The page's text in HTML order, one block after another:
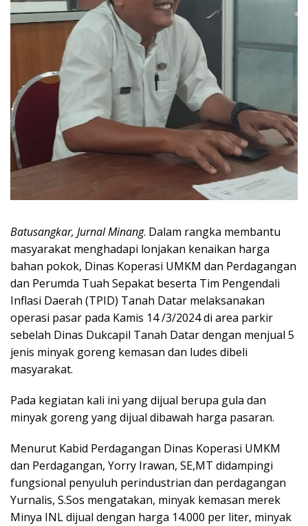
Batusangkar, Jurnal Minang. Dalam rangka membantu
masyarakat menghadapi lonjakan kenaikan harga
bahan pokok, Dinas Koperasi UMKM dan Perdagangan
dan Perumda Tuah Sepakat beserta Tim Pengendali
Inflasi Daerah (TPID) Tanah Datar melaksanakan
operasi pasar pada Kamis 14 /3/2024 di area parkir
sebelah Dinas Dukcapil Tanah Datar dengan menjual 5
jenis minyak goreng kemasan dan ludes dibeli
masyarakat.
Pada kegiatan kali ini yang dijual berupa gula dan
minyak goreng yang dijual dibawah harga pasaran.
Menurut Kabid Perdagangan Dinas Koperasi UMKM
dan Perdagangan, Yorry Irawan, SE,MT didampingi
fungsional penyuluh perindustrian dan perdagangan
Yurnalis, S.Sos mengatakan, minyak kemasan merek
Minya INL dijual dengan harga 14.000 per liter, minyak